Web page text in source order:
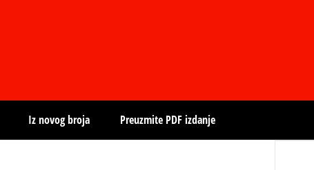
Iz novog broja Preuzmite PDF izdanje